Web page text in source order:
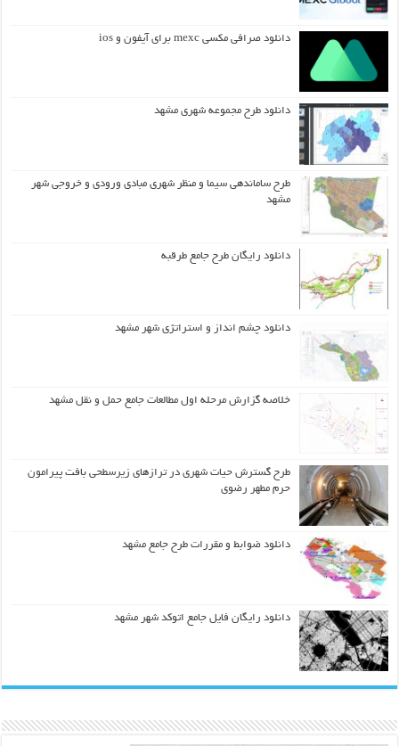
دانلود صرافی مکسی mexc برای آیفون و ios
دانلود طرح مجموعه شهری مشهد
طرح ساماندهی سیما و منظر شهری مبادی ورودی و خروجی شهر
مشهد
دانلود رایگان طرح جامع طرقبه
دانلود چشم انداز و استراتژی شهر مشهد
خلاصه گزارش مرحله اول مطالعات جامع حمل و نقل مشهد
طرح گسترش حیات شهري در ترازهاي زیرسطحی بافت پیرامون
حرم مطهر رضوي
دانلود ضوابط و مقررات طرح جامع مشهد
دانلود رایگان فایل جامع اتوکد شهر مشهد